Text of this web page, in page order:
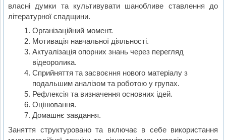
власні думки та культивувати шанобливе ставлення до
літературної спадщини.
Організаційний момент.
Мотивація навчальної діяльності.
Актуалізація опорних знань через перегляд
відеоролика.
Сприйняття та засвоєння нового матеріалу з
подальшим аналізом та роботою у групах.
Рефлексія та визначення основних ідей.
Оцінювання.
Домашнє завдання.
Заняття структуровано та включає в себе використання